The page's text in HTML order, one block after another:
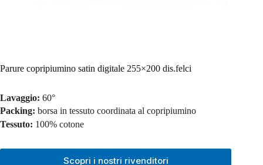
Parure copripiumino satin digitale 255×200 dis.felci
Lavaggio: 60°
Packing: borsa in tessuto coordinata al copripiumino
Tessuto: 100% cotone
Scopri i nostri rivenditori